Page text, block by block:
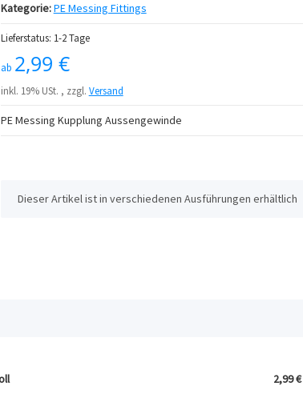
Kategorie:PE Messing Fittings
Lieferstatus: 1-2 Tage
ab 2,99 €
inkl. 19% USt. , zzgl. Versand
PE Messing Kupplung Aussengewinde
x
Dieser Artikel ist in verschiedenen Ausführungen erhältlich
2,99 €